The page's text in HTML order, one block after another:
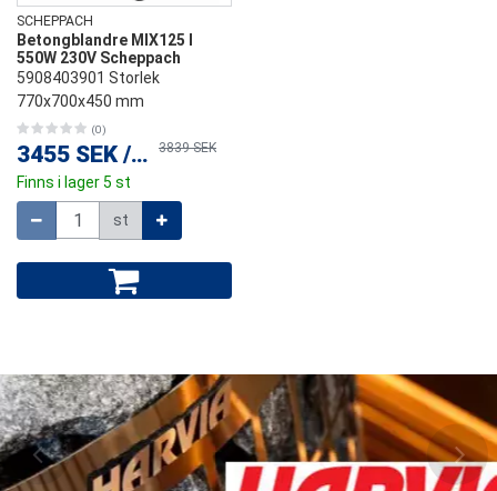
SCHEPPACH
Betongblandre MIX125 l
550W 230V Scheppach
5908403901 Storlek
770x700x450 mm
(0)
3455 SEK / st3839 SEK
Finns i lager 5 st
st